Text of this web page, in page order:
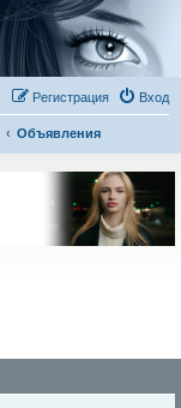
Вход
Регистрация
Объявления